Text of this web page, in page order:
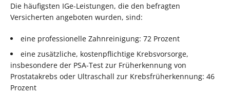
Die häufigsten IGe-Leistungen, die den befragten
Versicherten angeboten wurden, sind:
eine professionelle Zahnreinigung: 72 Prozent
eine zusätzliche, kostenpflichtige Krebsvorsorge,
insbesondere der PSA-Test zur Früherkennung von
Prostatakrebs oder Ultraschall zur Krebsfrüherkennung: 46
Prozent